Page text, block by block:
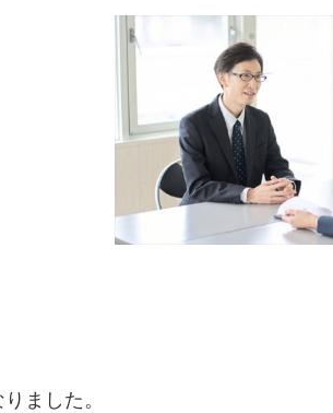
ました。